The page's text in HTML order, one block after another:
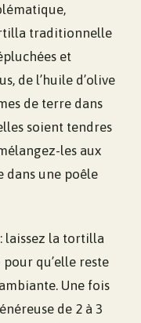
traditionnelle
et
de l’huile d’olive
de terre dans
soient tendres
les aux
dans une poêle
laissez la tortilla
pour qu’elle reste
Une fois
de 2 à 3